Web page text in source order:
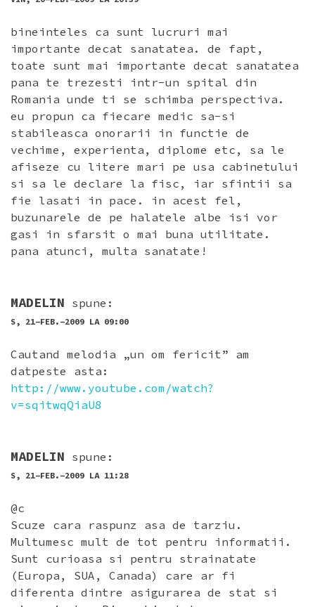
bineinteles ca sunt lucruri mai
importante decat sanatatea. de fapt,
toate sunt mai importante decat sanatatea
pana te trezesti intr-un spital din
Romania unde ti se schimba perspectiva.
eu propun ca fiecare medic sa-si
stabileasca onorarii in functie de
vechime, experienta, diplome etc, sa le
afiseze cu litere mari pe usa cabinetului
si sa le declare la fisc, iar sfintii sa
fie lasati in pace. in acest fel,
buzunarele de pe halatele albe isi vor
gasi in sfarsit o mai buna utilitate.
pana atunci, multa sanatate!
MADELIN spune:
S, 21-FEB.-2009 LA 09:00
Cautand melodia „un om fericit” am
datpeste asta:
http://www.youtube.com/watch?
v=sqitwqQiaU8
MADELIN spune:
S, 21-FEB.-2009 LA 11:28
@c
Scuze cara raspunz asa de tarziu.
Multumesc mult de tot pentru informatii.
Sunt curioasa si pentru strainatate
(Europa, SUA, Canada) care ar fi
diferenta dintre asigurarea de stat si